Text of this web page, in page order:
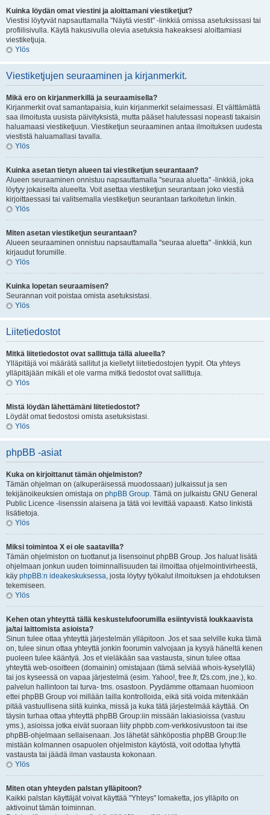
Kuinka löydän omat viestini ja aloittamani viestiketjut?
Viestisi löytyvät napsauttamalla "Näytä viestit" -linkkiä omissa asetuksissasi tai
profiilisivulla. Käytä hakusivulla olevia asetuksia hakeaksesi aloittamiasi
viestiketjuja.
Ylös
Viestiketjujen seuraaminen ja kirjanmerkit.
Mikä ero on kirjanmerkillä ja seuraamisella?
Kirjanmerkit ovat samantapaisia, kuin kirjanmerkit selaimessasi. Et välttämättä
saa ilmoitusta uusista päivityksistä, mutta pääset halutessasi nopeasti takaisin
haluamaasi viestiketjuun. Viestiketjun seuraaminen antaa ilmoituksen uudesta
viestistä haluamallasi tavalla.
Ylös
Kuinka asetan tietyn alueen tai viestiketjun seurantaan?
Alueen seuraaminen onnistuu napsauttamalla "seuraa aluetta" -linkkiä, joka
löytyy jokaiselta alueelta. Voit asettaa viestiketjun seurantaan joko viestiä
kirjoittaessasi tai valitsemalla viestiketjun seurantaan tarkoitetun linkin.
Ylös
Miten asetan viestiketjun seurantaan?
Alueen seuraaminen onnistuu napsauttamalla "seuraa aluetta" -linkkiä, kun
kirjaudut forumille.
Ylös
Kuinka lopetan seuraamisen?
Seurannan voit poistaa omista asetuksistasi.
Ylös
Liitetiedostot
Mitkä liitetiedostot ovat sallittuja tällä alueella?
Ylläpitäjä voi määrätä sallitut ja kielletyt liitetiedostojen tyypit. Ota yhteys
ylläpitäjään mikäli et ole varma mitkä tiedostot ovat sallittuja.
Ylös
Mistä löydän lähettämäni liitetiedostot?
Löydät omat tiedostosi omista asetuksistasi.
Ylös
phpBB -asiat
Kuka on kirjoittanut tämän ohjelmiston?
Tämän ohjelman on (alkuperäisessä muodossaan) julkaissut ja sen
tekijänoikeuksien omistaja on phpBB Group. Tämä on julkaistu GNU General
Public Licence -lisenssin alaisena ja tätä voi levittää vapaasti. Katso linkistä
lisätietoja.
Ylös
Miksi toimintoa X ei ole saatavilla?
Tämän ohjelmiston on tuottanut ja lisensoinut phpBB Group. Jos haluat lisätä
ohjelmaan jonkun uuden toiminnallisuuden tai ilmoittaa ohjelmointivirheestä,
käy phpBB:n ideakeskuksessa, josta löytyy työkalut ilmoituksen ja ehdotuksen
tekemiseen.
Ylös
Kehen otan yhteyttä tällä keskustelufoorumilla esiintyvistä loukkaavista
ja/tai laittomista asioista?
Sinun tulee ottaa yhteyttä järjestelmän ylläpitoon. Jos et saa selville kuka tämä
on, tulee sinun ottaa yhteyttä jonkin foorumin valvojaan ja kysyä häneltä kenen
puoleen tulee kääntyä. Jos et vieläkään saa vastausta, sinun tulee ottaa
yhteyttä web-osoitteen (domainin) omistajaan (tämä selviää whois-kyselyllä)
tai jos kyseessä on vapaa järjestelmä (esim. Yahoo!, free.fr, f2s.com, jne.), ko.
palvelun hallintoon tai turva- tms. osastoon. Pyydämme ottamaan huomioon
ettei phpBB Group voi millään lailla kontrolloida, eikä sitä voida mitenkään
pitää vastuullisena siitä kuinka, missä ja kuka tätä järjestelmää käyttää. On
täysin turhaa ottaa yhteyttä phpBB Group:iin missään lakiasioissa (vastuu
yms.), asioissa jotka eivät suoraan liity phpbb.com-verkkosivustoon tai itse
phpBB-ohjelmaan sellaisenaan. Jos lähetät sähköpostia phpBB Group:lle
mistään kolmannen osapuolen ohjelmiston käytöstä, voit odottaa lyhyttä
vastausta tai jäädä ilman vastausta kokonaan.
Ylös
Miten otan yhteyden palstan ylläpitoon?
Kaikki palstan käyttäjät voivat käyttää "Yhteys" lomaketta, jos ylläpito on
aktivoinut tämän toiminnan.